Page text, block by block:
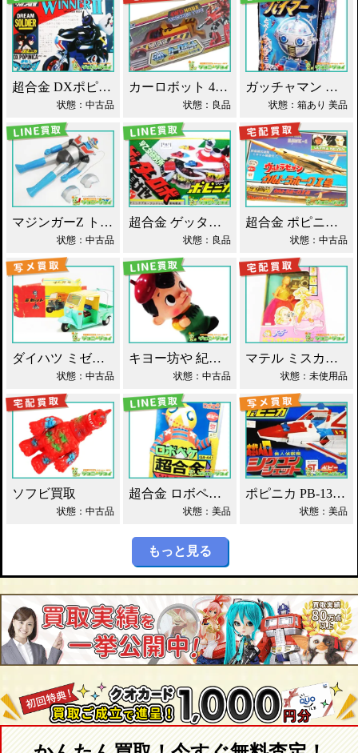
超合金 DXポピニカ ウィナア2世 夢戦士ウイングマン PC-46 買取！
状態：中古品
カーロボット 4WD・レッカー車 ダイアクロン買取！
状態：良品
ガッチャマン パイマー DXジャンボマシンダー買取！
状態：箱あり 美品
マジンガーZ トーキング ソフビ マスダヤ買取！
状態：中古品
超合金 ゲッターロボ基地 早乙女研究所 買取！
状態：良品
超合金 ポピニカ ウルトラセブン ウルトラホーク1号 買取！
状態：中古品
ダイハツ ミゼット ブリキ マスダヤ買取！
状態：中古品
キヨー坊や 紀陽銀行 店頭用 貯金箱 ソフビ買取！
状態：中古品
マテル ミスカメラマン バービー人形 買取！
状態：未使用品
ソフビ買取
状態：中古品
超合金 ロボペケ GA-44 がんばれ!!ロボコン 買取！
状態：美品
ポピニカ PB-13 シグコンジェット 買取！
状態：美品
もっと見る